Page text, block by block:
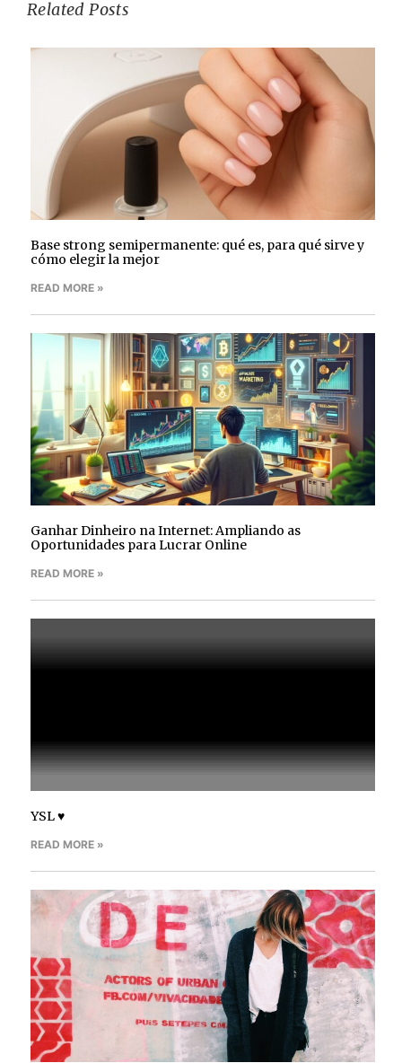
Related Posts
Base strong semipermanente: qué es, para qué sirve y
cómo elegir la mejor
READ MORE »
Ganhar Dinheiro na Internet: Ampliando as
Oportunidades para Lucrar Online
READ MORE »
YSL ♥
READ MORE »